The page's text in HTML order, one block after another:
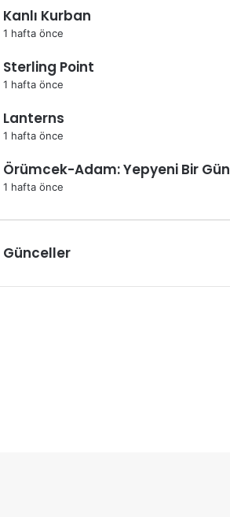
Kanlı Kurban
1 hafta önce
Sterling Point
1 hafta önce
Lanterns
1 hafta önce
Örümcek-Adam: Yepyeni Bir Gün
1 hafta önce
Günceller